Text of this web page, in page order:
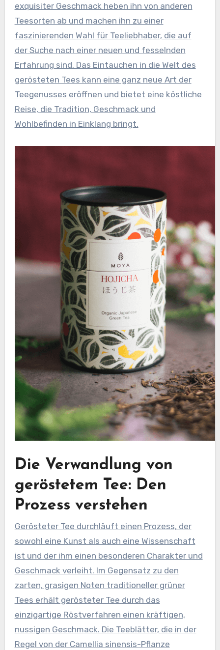
exquisiter Geschmack heben ihn von anderen
Teesorten ab und machen ihn zu einer
faszinierenden Wahl für Teeliebhaber, die auf
der Suche nach einer neuen und fesselnden
Erfahrung sind. Das Eintauchen in die Welt des
gerösteten Tees kann eine ganz neue Art der
Teegenusses eröffnen und bietet eine köstliche
Reise, die Tradition, Geschmack und
Wohlbefinden in Einklang bringt.
Die Verwandlung von
geröstetem Tee: Den
Prozess verstehen
Gerösteter Tee durchläuft einen Prozess, der
sowohl eine Kunst als auch eine Wissenschaft
ist und der ihm einen besonderen Charakter und
Geschmack verleiht. Im Gegensatz zu den
zarten, grasigen Noten traditioneller grüner
Tees erhält gerösteter Tee durch das
einzigartige Röstverfahren einen kräftigen,
nussigen Geschmack. Die Teeblätter, die in der
Regel von der Camellia sinensis-Pflanze